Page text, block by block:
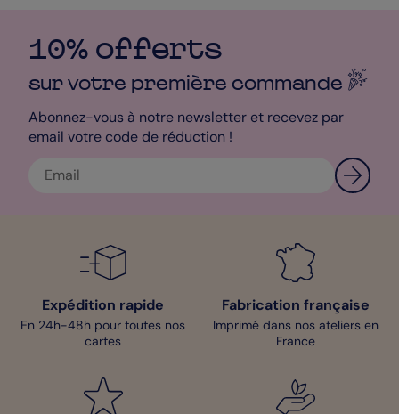
10% offerts
sur votre première commande
Abonnez-vous à notre newsletter et recevez par
email votre code de réduction !
Expédition rapide
En 24h-48h pour toutes nos
cartes
Fabrication française
Imprimé dans nos ateliers en
France